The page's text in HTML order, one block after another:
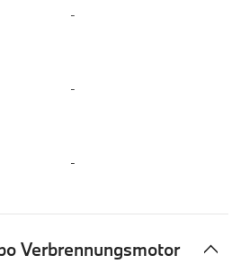
-
-
-
Verbrennungsmotor